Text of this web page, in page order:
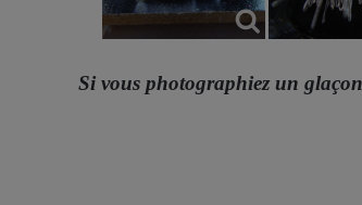
Si vous photographiez un